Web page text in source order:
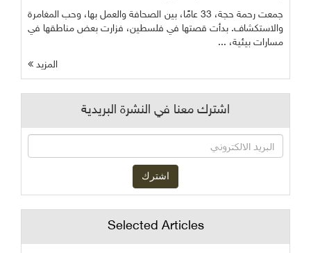
جمعت رحمة حجة، 33 عامًا، بين الصحافة والعمل بها، وحب المغامرة
والاستكشاف. بدأت قصتها في فلسطين، فزارت بعض مناطقها في
مسارات بيئية، ...
المزيد
اشترك معنا في النشرة البريدية
Selected Articles